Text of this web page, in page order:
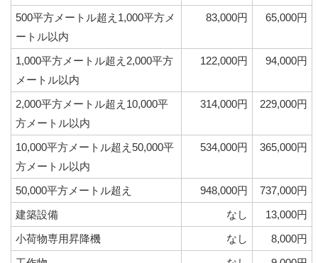
500平方メートル超え1,000平方メ
ートル以内
83,000円 65,000円
1,000平方メートル超え2,000平方
メートル以内
122,000円 94,000円
2,000平方メートル超え10,000平
方メートル以内
314,000円 229,000円
10,000平方メートル超え50,000平
方メートル以内
534,000円 365,000円
50,000平方メートル超え 948,000円
737,000円
建築設備
なし
13,000円
小荷物専用昇降機
なし
8,000円